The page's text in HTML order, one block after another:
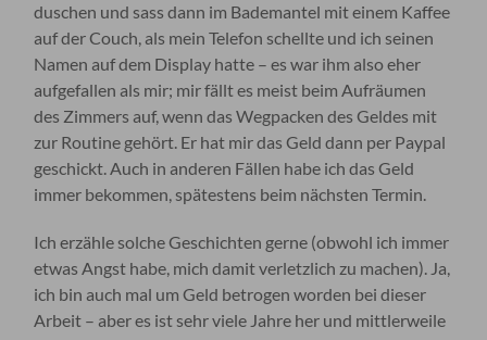
duschen und sass dann im Bademantel mit einem Kaffee
auf der Couch, als mein Telefon schellte und ich seinen
Namen auf dem Display hatte – es war ihm also eher
aufgefallen als mir; mir fällt es meist beim Aufräumen
des Zimmers auf, wenn das Wegpacken des Geldes mit
zur Routine gehört. Er hat mir das Geld dann per Paypal
geschickt. Auch in anderen Fällen habe ich das Geld
immer bekommen, spätestens beim nächsten Termin.
Ich erzähle solche Geschichten gerne (obwohl ich immer
etwas Angst habe, mich damit verletzlich zu machen). Ja,
ich bin auch mal um Geld betrogen worden bei dieser
Arbeit – aber es ist sehr viele Jahre her und mittlerweile